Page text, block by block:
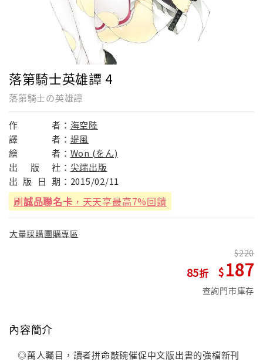
落第騎士英雄譚 4
落第騎士の英雄譚
作 者： 海空陸
譯
者： 堤風
繪
者： Won (をん)
出
版 社： 尖端出版
出 版 日 期： 2015/02/11
刷誠品聯名卡 ，天天享最高7%回饋
大量採購團購專區
85
220
187
查詢門市庫存
內容簡介
◎萬人矚目，讀者拼命敲碗催促中文版出書的強檔新刊